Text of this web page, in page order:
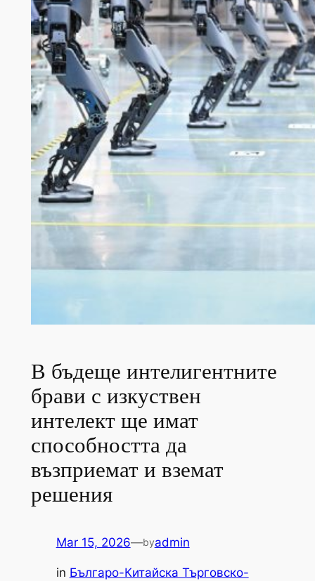
В бъдеще интелигентните
брави с изкуствен
интелект ще имат
способността да
възприемат и вземат
решения
Mar 15, 2026—byadmin
in Българо-Китайска Търговско-